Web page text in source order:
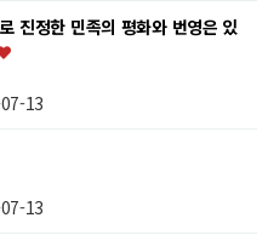
진정한 민족의 평화와 번영은 있
13
13